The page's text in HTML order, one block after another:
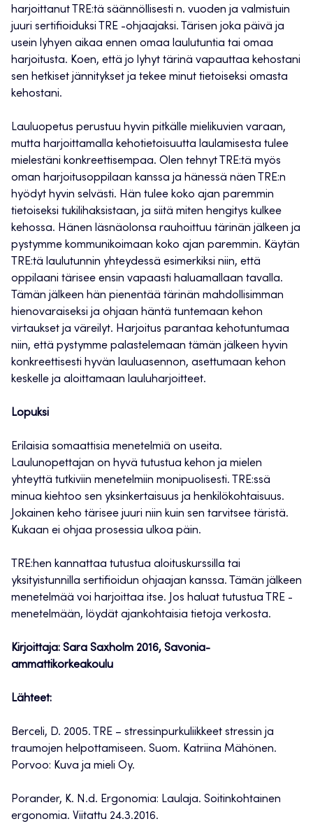
harjoittanut TRE:tä säännöllisesti n. vuoden ja valmistuin
juuri sertifioiduksi TRE -ohjaajaksi. Tärisen joka päivä ja
usein lyhyen aikaa ennen omaa laulutuntia tai omaa
harjoitusta. Koen, että jo lyhyt tärinä vapauttaa kehostani
sen hetkiset jännitykset ja tekee minut tietoiseksi omasta
kehostani.
Lauluopetus perustuu hyvin pitkälle mielikuvien varaan,
mutta harjoittamalla kehotietoisuutta laulamisesta tulee
mielestäni konkreettisempaa. Olen tehnyt TRE:tä myös
oman harjoitusoppilaan kanssa ja hänessä näen TRE:n
hyödyt hyvin selvästi. Hän tulee koko ajan paremmin
tietoiseksi tukilihaksistaan, ja siitä miten hengitys kulkee
kehossa. Hänen läsnäolonsa rauhoittuu tärinän jälkeen ja
pystymme kommunikoimaan koko ajan paremmin. Käytän
TRE:tä laulutunnin yhteydessä esimerkiksi niin, että
oppilaani tärisee ensin vapaasti haluamallaan tavalla.
Tämän jälkeen hän pienentää tärinän mahdollisimman
hienovaraiseksi ja ohjaan häntä tuntemaan kehon
virtaukset ja väreilyt. Harjoitus parantaa kehotuntumaa
niin, että pystymme palastelemaan tämän jälkeen hyvin
konkreettisesti hyvän lauluasennon, asettumaan kehon
keskelle ja aloittamaan lauluharjoitteet.
Lopuksi
Erilaisia somaattisia menetelmiä on useita.
Laulunopettajan on hyvä tutustua kehon ja mielen
yhteyttä tutkiviin menetelmiin monipuolisesti. TRE:ssä
minua kiehtoo sen yksinkertaisuus ja henkilökohtaisuus.
Jokainen keho tärisee juuri niin kuin sen tarvitsee täristä.
Kukaan ei ohjaa prosessia ulkoa päin.
TRE:hen kannattaa tutustua aloituskurssilla tai
yksityistunnilla sertifioidun ohjaajan kanssa. Tämän jälkeen
menetelmää voi harjoittaa itse. Jos haluat tutustua TRE -
menetelmään, löydät ajankohtaisia tietoja verkosta.
Kirjoittaja: Sara Saxholm 2016, Savonia-
ammattikorkeakoulu
Lähteet:
Berceli, D. 2005. TRE – stressinpurkuliikkeet stressin ja
traumojen helpottamiseen. Suom. Katriina Mähönen.
Porvoo: Kuva ja mieli Oy.
Porander, K. N.d. Ergonomia: Laulaja. Soitinkohtainen
ergonomia. Viitattu 24.3.2016.